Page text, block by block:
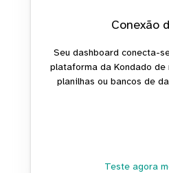
Conexão
Seu dashboard conecta-
plataforma da Kondado de
planilhas ou bancos de
Teste agora